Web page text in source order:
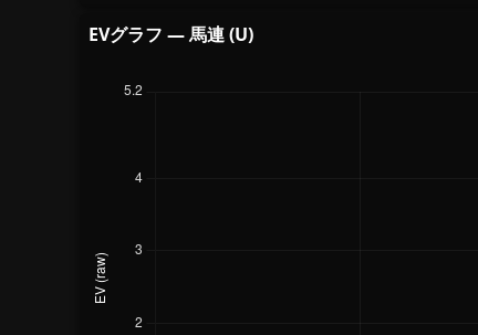
EVグラフ — 馬連 (U)